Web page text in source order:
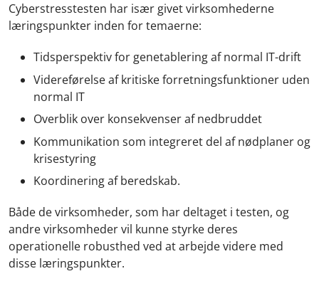
Cyberstresstesten har især givet virksomhederne
læringspunkter inden for temaerne:
Tidsperspektiv for genetablering af normal IT-drift
Videreførelse af kritiske forretningsfunktioner uden
normal IT
Overblik over konsekvenser af nedbruddet
Kommunikation som integreret del af nødplaner og
krisestyring
Koordinering af beredskab.
Både de virksomheder, som har deltaget i testen, og
andre virksomheder vil kunne styrke deres
operationelle robusthed ved at arbejde videre med
disse læringspunkter.